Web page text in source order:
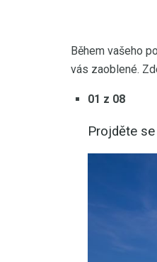
Během vašeho
vás zaoblené.
01 z 08
Projděte